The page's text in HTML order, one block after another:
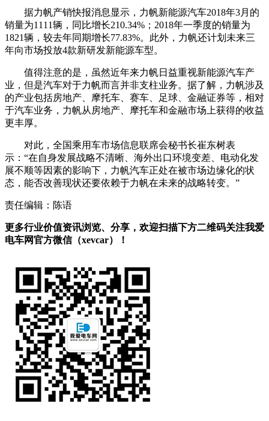
据力帆产销快报消息显示，力帆新能源汽车2018年3月的
销量为1111辆，同比增长210.34%；2018年一季度的销量为
1821辆，较去年同期增长77.83%。此外，力帆还计划未来三
年向市场投放4款新研发新能源车型。
值得注意的是，虽然近年来力帆日益重视新能源汽车产
业，但是汽车对于力帆而言并非支柱业务。据了解，力帆涉及
的产业包括房地产、摩托车、赛车、足球、金融证券等，相对
于汽车业务，力帆从房地产、摩托车和金融市场上获得的收益
更丰厚。
对此，全国乘用车市场信息联席会秘书长崔东树表
示：“在自身发展战略不清晰、海外出口环境变差、电动化发
展不顺等因素的影响下，力帆汽车正处在被市场边缘化的状
态，能否改善现状还要依赖于力帆在未来的战略转变。”
责任编辑：陈语
更多行业价值资讯浏览、分享，欢迎扫描下方二维码关注我爱
电车网官方微信（xevcar）！